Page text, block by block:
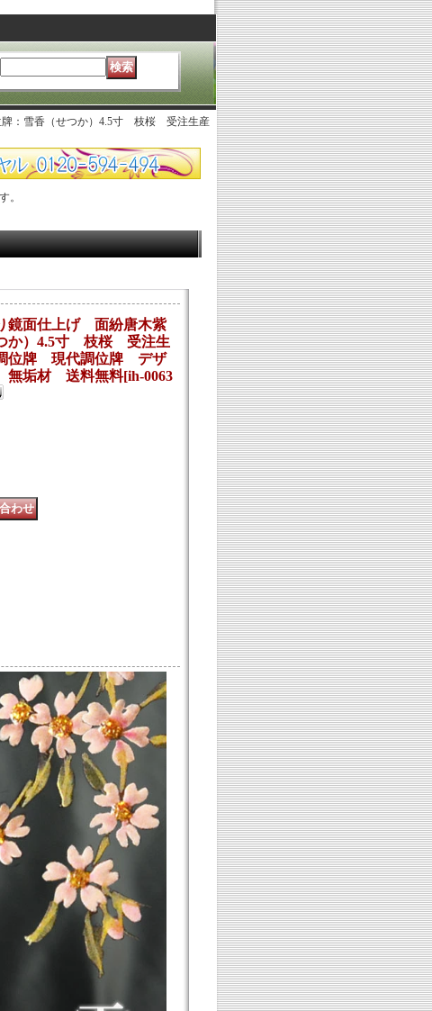
：雪香（せつか）4.5寸 枝桜 受注生産
。
鏡面仕上げ 面紛唐木紫
か）4.5寸 枝桜 受注生
位牌 現代調位牌 デザ
垢材 送料無料[ih-0063